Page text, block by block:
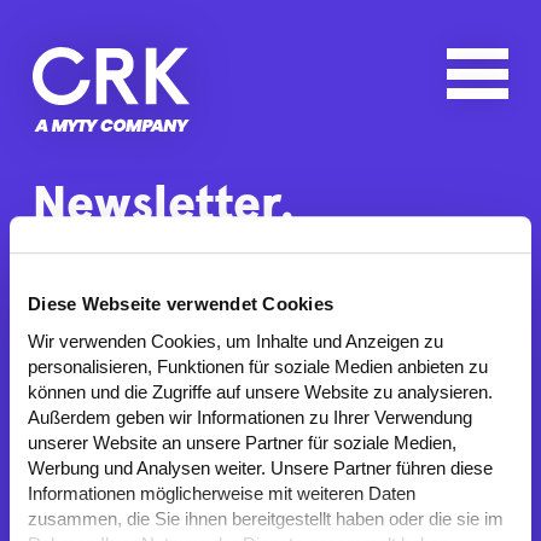
Diese Webseite verwendet Cookies
Wir verwenden Cookies, um Inhalte und Anzeigen zu
personalisieren, Funktionen für soziale Medien anbieten zu
können und die Zugriffe auf unsere Website zu analysieren.
Außerdem geben wir Informationen zu Ihrer Verwendung
unserer Website an unsere Partner für soziale Medien,
Werbung und Analysen weiter. Unsere Partner führen diese
Informationen möglicherweise mit weiteren Daten
zusammen, die Sie ihnen bereitgestellt haben oder die sie im
Newsletter.
Der schnellste Weg, um über CRK auf dem
Laufenden zu bleiben. Mit den CRK News
erhalten Sie spannende Infos zu den Projekten
und Einblicke in unsere Arbeitswelt.